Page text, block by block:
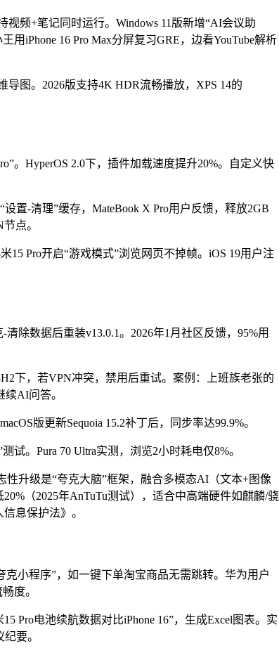
频+笔记同时运行。Windows 11版新增“AI会议助
用iPhone 16 Pro Max分屏复习GRE，边看YouTube解析
图。2026版支持4K HDR流畅播放，XPS 14的
。HyperOS 2.0下，插件加载速度提升20%。自定义快
置-清理”缓存，MateBook X Pro用户反馈，释放2GB
点。
15 Pro开启“游戏模式”浏览网页不掉帧。iOS 19用户注
除数据后重装v13.0.1。2026年1月社区反馈，95%用
下，若VPN冲突，禁用后重试。案例：上班族老张的
续AI问答。
版更新Sequoia 15.2补丁后，同步率达99.9%。
。Pura 70 Ultra实测，浏览2小时耗电仅8%。
性升级是“夸克大脑”框架，融合多模态AI（文本+图像
（2025年AnTuTu测试），适合中高端硬件如麒麟/骁
息保护法》。
小程序”，如一键下单淘宝商品无需跳转。华为用户
度。
Pro电池续航数据对比iPhone 16”，生成Excel图表。实
要。